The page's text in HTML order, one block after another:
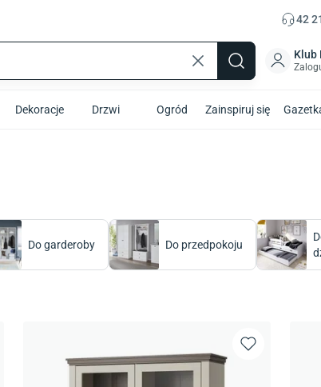
42
Klub
Dekoracje Drzwi Ogród Zainspiruj się
Do garderoby Do przedpokoju